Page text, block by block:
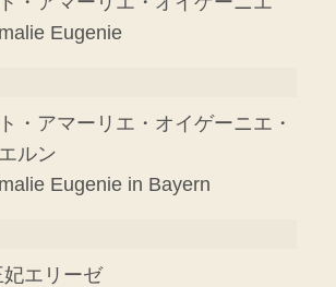
Eugenie
・アマーリエ・オイゲーニエ・
ルン
Eugenie in Bayern
エリーゼ